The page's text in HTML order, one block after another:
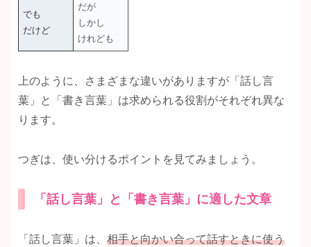
でも
だけど
だが
しかし
けれども
上のように、さまざまな違いがありますが「話し言
葉」と「書き言葉」は求められる役割がそれぞれ異な
ります。
つぎは、使い分けるポイントを見てみましょう。
「話し言葉」と「書き言葉」に適した文章
「話し言葉」は、 相手と向かい合って話すときに使う